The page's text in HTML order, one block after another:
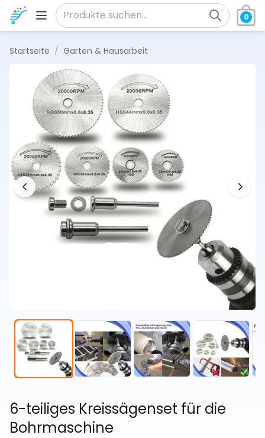
Zum Inhalt springen
Suche nach:
0
Startseite / Garten & Hausarbeit
6-teiliges Kreissägenset für die
Bohrmaschine